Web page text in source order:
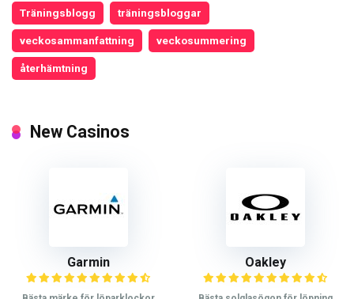
Träningsblogg träningsbloggar
veckosammanfattning veckosummering
återhämtning
New Casinos
Garmin Oakley